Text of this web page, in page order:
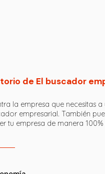
de El buscador
la empresa que necesitas
empresarial. También
tu empresa de manera 100%